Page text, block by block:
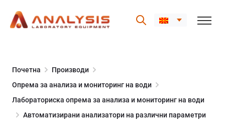
content
Почетна
Производи
Опрема за анализа и мониторинг на води
Лабораториска опрема за анализа и мониторинг на води
Автоматизирани анализатори на различни параметри